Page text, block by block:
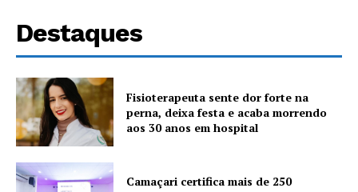
Destaques
Fisioterapeuta sente dor forte na
perna, deixa festa e acaba morrendo
aos 30 anos em hospital
Camaçari certifica mais de 250